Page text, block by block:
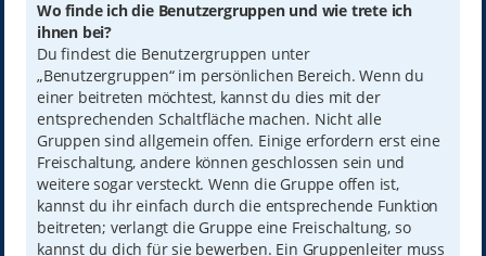
Wo finde ich die Benutzergruppen und wie trete ich
ihnen bei?
Du findest die Benutzergruppen unter
„Benutzergruppen“ im persönlichen Bereich. Wenn du
einer beitreten möchtest, kannst du dies mit der
entsprechenden Schaltfläche machen. Nicht alle
Gruppen sind allgemein offen. Einige erfordern erst eine
Freischaltung, andere können geschlossen sein und
weitere sogar versteckt. Wenn die Gruppe offen ist,
kannst du ihr einfach durch die entsprechende Funktion
beitreten; verlangt die Gruppe eine Freischaltung, so
kannst du dich für sie bewerben. Ein Gruppenleiter muss